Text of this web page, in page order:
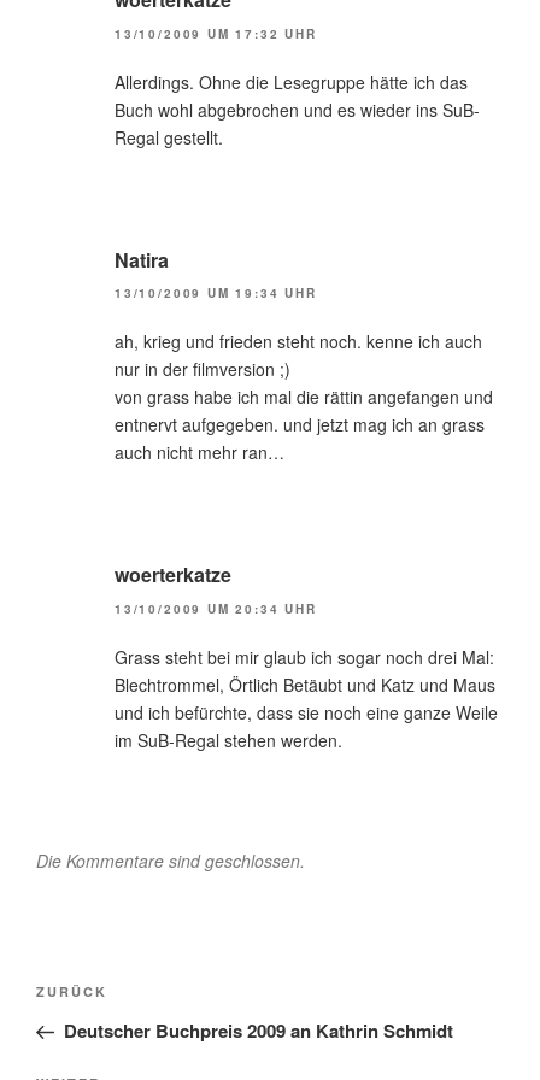
13/10/2009 UM 17:32 UHR
Allerdings. Ohne die Lesegruppe hätte ich das
Buch wohl abgebrochen und es wieder ins SuB-
Regal gestellt.
Natira
13/10/2009 UM 19:34 UHR
ah, krieg und frieden steht noch. kenne ich auch
nur in der filmversion ;)
von grass habe ich mal die rättin angefangen und
entnervt aufgegeben. und jetzt mag ich an grass
auch nicht mehr ran…
woerterkatze
13/10/2009 UM 20:34 UHR
Grass steht bei mir glaub ich sogar noch drei Mal:
Blechtrommel, Örtlich Betäubt und Katz und Maus
und ich befürchte, dass sie noch eine ganze Weile
im SuB-Regal stehen werden.
Die Kommentare sind geschlossen.
Beitragsnavigation
Vorheriger
Beitrag
ZURÜCK
Deutscher Buchpreis 2009 an Kathrin Schmidt